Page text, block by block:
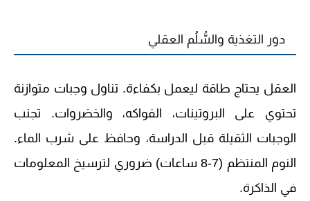
دور التغذية والسُّلُم العقلي
العقل يحتاج طاقة ليعمل بكفاءة. تناول وجبات متوازنة
تحتوي على البروتينات، الفواكه، والخضروات. تجنب
الوجبات الثقيلة قبل الدراسة، وحافظ على شرب الماء.
النوم المنتظم (7-8 ساعات) ضروري لترسيخ المعلومات
في الذاكرة.